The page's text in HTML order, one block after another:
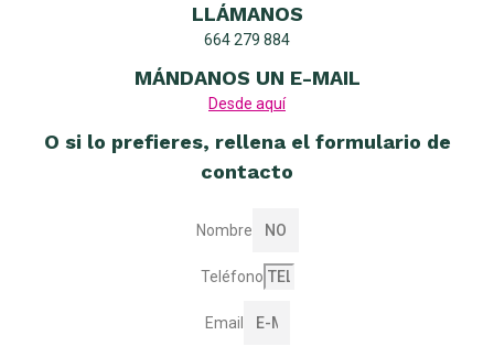
LLÁMANOS
664 279 884
MÁNDANOS UN E-MAIL
Desde aquí
O si lo prefieres, rellena el formulario de
contacto
Nombre
Teléfono
Email